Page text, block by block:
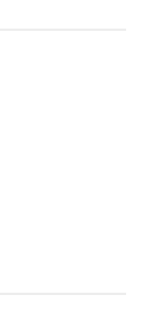
khẩu Đức &
các sản